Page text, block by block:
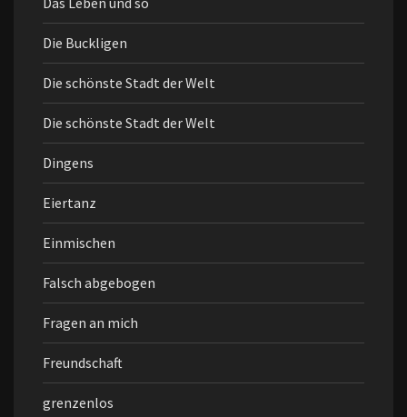
Die Buckligen
Die schönste Stadt der Welt
Die schönste Stadt der Welt
Dingens
Eiertanz
Einmischen
Falsch abgebogen
Fragen an mich
Freundschaft
grenzenlos